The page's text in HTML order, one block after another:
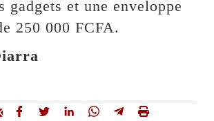
gadgets et une enveloppe
250 000 FCFA.